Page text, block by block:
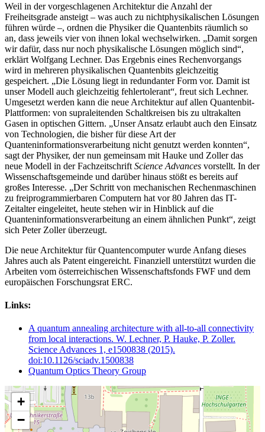
Weil in der vorgeschlagenen Architektur die Anzahl der
Freiheitsgrade ansteigt – was auch zu nichtphysikalischen Lösungen
führen würde –, ordnen die Physiker die Quantenbits räumlich so
an, dass jeweils vier von ihnen lokal wechselwirken. „Damit sorgen
wir dafür, dass nur noch physikalische Lösungen möglich sind“,
erklärt Wolfgang Lechner. Das Ergebnis eines Rechenvorgangs
wird in mehreren physikalischen Quantenbits gleichzeitig
gespeichert. „Die Lösung liegt in redundanter Form vor. Damit ist
unser Modell auch gleichzeitig fehlertolerant“, freut sich Lechner.
Umgesetzt werden kann die neue Architektur auf allen Quantenbit-
Plattformen: von supraleitenden Schaltkreisen bis zu ultrakalten
Gasen in optischen Gittern. „Unser Ansatz erlaubt auch den Einsatz
von Technologien, die bisher für diese Art der
Quanteninformationsverarbeitung nicht genutzt werden konnten“,
sagt der Physiker, der nun gemeinsam mit Hauke und Zoller das
neue Modell in der Fachzeitschrift Science Advances vorstellt. In der
Wissenschaftsgemeinde und darüber hinaus stößt es bereits auf
großes Interesse. „Der Schritt von mechanischen Rechenmaschinen
zu freiprogrammierbaren Computern hat vor 80 Jahren das IT-
Zeitalter eingeleitet, heute stehen wir in Hinblick auf die
Quanteninformationsverarbeitung an einem ähnlichen Punkt“, zeigt
sich Peter Zoller überzeugt.
Die neue Architektur für Quantencomputer wurde Anfang dieses
Jahres auch als Patent eingereicht. Finanziell unterstützt wurden die
Arbeiten vom österreichischen Wissenschaftsfonds FWF und dem
europäischen Forschungsrat ERC.
Links:
A quantum annealing architecture with all-to-all connectivity
from local interactions. W. Lechner, P. Hauke, P. Zoller.
Science Advances 1, e1500838 (2015).
doi:10.1126/sciadv.1500838
Quantum Optics Theory Group
+
−